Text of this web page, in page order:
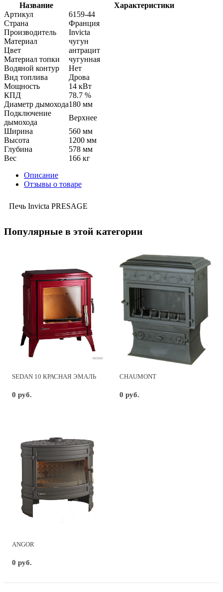
Название
Характеристики
Артикул
6159-44
Страна
Франция
Производитель
Invicta
Материал
чугун
Цвет
антрацит
Материал топки
чугунная
Водяной контур
Нет
Вид топлива
Дрова
Мощность
14 кВт
КПД
78.7 %
Диаметр дымохода180 мм
Подключение
дымохода
Верхнее
Ширина
560 мм
Высота
1200 мм
Глубина
578 мм
Вес
166 кг
Описание
Отзывы о товаре
Печь Invicta PRESAGE
Популярные в этой категории
SEDAN 10 КРАСНАЯ ЭМАЛЬ
0 руб.
CHAUMONT
0 руб.
ANGOR
0 руб.